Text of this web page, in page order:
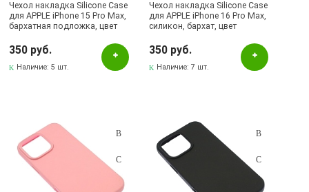
Бордовый
Бронзовый
Васильковый
Желтый
Золотистый
Чехол накладка Silicone Case
для APPLE iPhone 15 Pro Max,
бархатная подложка, цвет
350 руб.
Наличие:5 шт.
Чехол накладка Silicone Case
для APPLE iPhone 16 Pro Max,
силикон, бархат, цвет
350 руб.
Наличие:7 шт.